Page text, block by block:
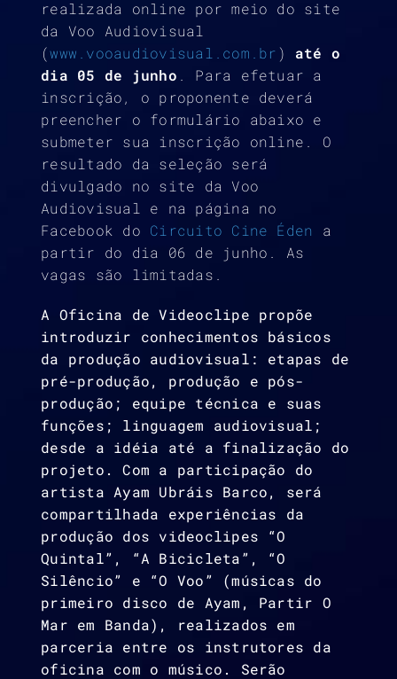
realizada online por meio do site
da Voo Audiovisual
(www.vooaudiovisual.com.br ) até o
dia 05 de junho . Para efetuar a
inscrição, o proponente deverá
preencher o formulário abaixo e
submeter sua inscrição online. O
resultado da seleção será
divulgado no site da Voo
Audiovisual e na página no
Facebook do Circuito Cine Éden
a
partir do dia 06 de junho. As
vagas são limitadas.
A Oficina de Videoclipe propõe
introduzir conhecimentos básicos
da produção audiovisual: etapas de
pré-produção, produção e pós-
produção; equipe técnica e suas
funções; linguagem audiovisual;
desde a idéia até a finalização do
projeto. Com a participação do
artista Ayam Ubráis Barco, será
compartilhada experiências da
produção dos videoclipes “O
Quintal”, “A Bicicleta”, “O
Silêncio” e “O Voo” (músicas do
primeiro disco de Ayam, Partir O
Mar em Banda), realizados em
parceria entre os instrutores da
oficina com o músico. Serão